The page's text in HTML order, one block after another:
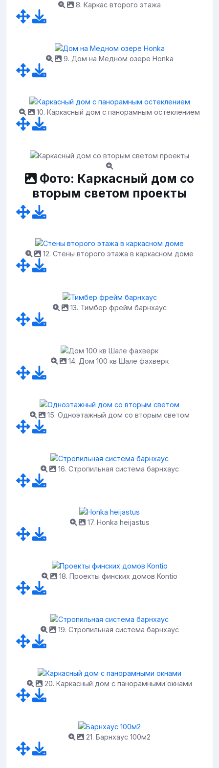
8. Каркас второго этажа
9. Дом на Медном озере Honka
10. Каркасный дом с панорамным остеклением
Фото: Каркасный дом со
вторым светом проекты
12. Стены второго этажа в каркасном доме
13. Тимбер фрейм барнхаус
14. Дом 100 кв Шале фахверк
15. Одноэтажный дом со вторым светом
16. Стропильная система барнхаус
17. Honka heijastus
18. Проекты финских домов Kontio
19. Стропильная система барнхаус
20. Каркасный дом с панорамными окнами
21. Барнхаус 100м2